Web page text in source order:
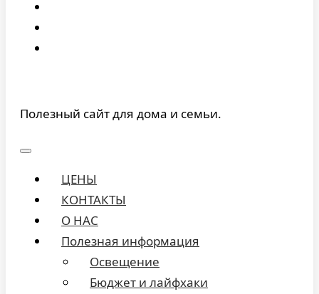
Полезный сайт для дома и семьи.
ЦЕНЫ
КОНТАКТЫ
О НАС
Полезная информация
Освещение
Бюджет и лайфхаки